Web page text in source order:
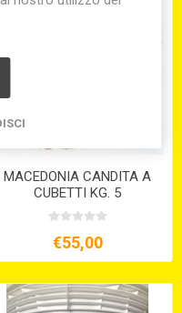
MACEDONIA CANDITA A
CUBETTI KG. 5
€55,00